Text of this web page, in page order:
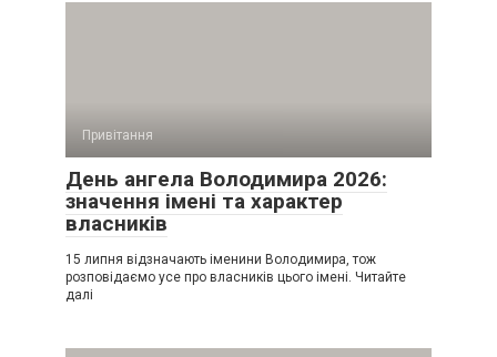
Привітання
День ангела Володимира 2026:
значення імені та характер
власників
15 липня відзначають іменини Володимира, тож
розповідаємо усе про власників цього імені. Читайте
далі